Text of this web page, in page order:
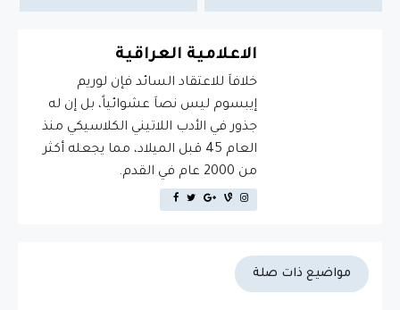
الاعلامية العراقية
خلافاَ للاعتقاد السائد فإن لوريم
إيبسوم ليس نصاَ عشوائياً، بل إن له
جذور في الأدب اللاتيني الكلاسيكي منذ
العام 45 قبل الميلاد، مما يجعله أكثر
من 2000 عام في القدم.
مواضيع ذات صلة